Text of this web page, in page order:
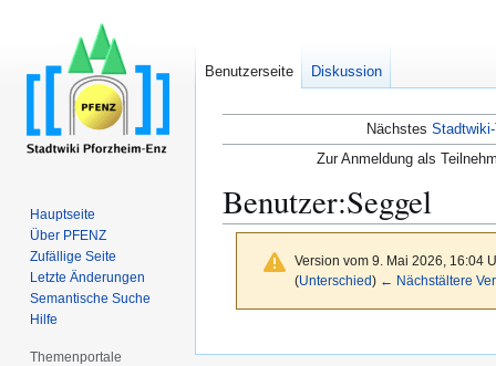
Nächstes
Zur Anmeldung als
Benutzer:Seggel
Version vom 9. Mai 2026, 16:04
(Unterschied) ← Nächstältere
Benutzerseite Diskussion
Hauptseite
Über PFENZ
Zufällige Seite
Letzte Änderungen
Semantische Suche
Hilfe
Themenportale